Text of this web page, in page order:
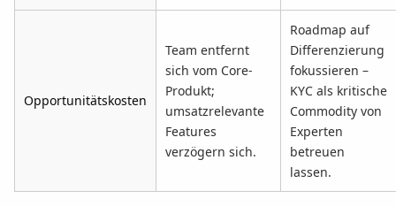
Opportunitätskosten
Team entfernt
sich vom Core-
Produkt;
umsatzrelevante
Features
verzögern sich.
Roadmap auf
Differenzierung
fokussieren –
KYC als kritische
Commodity von
Experten
betreuen
lassen.